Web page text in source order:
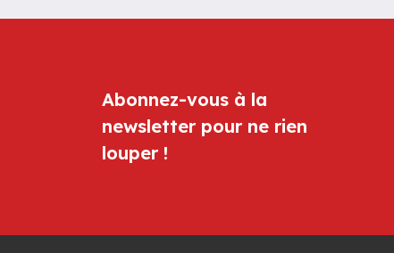
Abonnez-vous à la
newsletter pour ne rien
louper !